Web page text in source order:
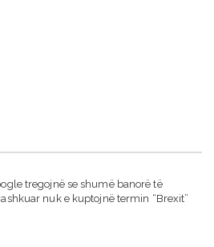
tregojnë se shumë banorë të
nuk e kuptojnë termin “Brexit”